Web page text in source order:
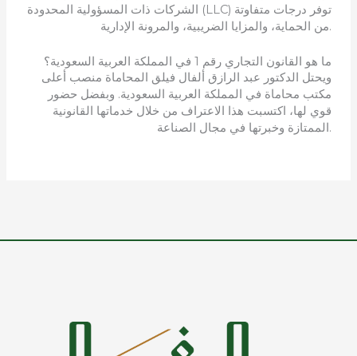
الشركات ذات المسؤولية المحدودة (LLC) توفر درجات متفاوتة
من الحماية، والمزايا الضريبية، والمرونة الإدارية.
ما هو القانون التجاري رقم 1 في المملكة العربية السعودية؟
ويحتل الدكتور عبد الرازق ألفال فيلق المحاماة منصب أعلى
مكتب محاماة في المملكة العربية السعودية. وبفضل حضور
قوي لها، اكتسبت هذا الاعتراف من خلال خدماتها القانونية
الممتازة وخبرتها في مجال الصناعة.